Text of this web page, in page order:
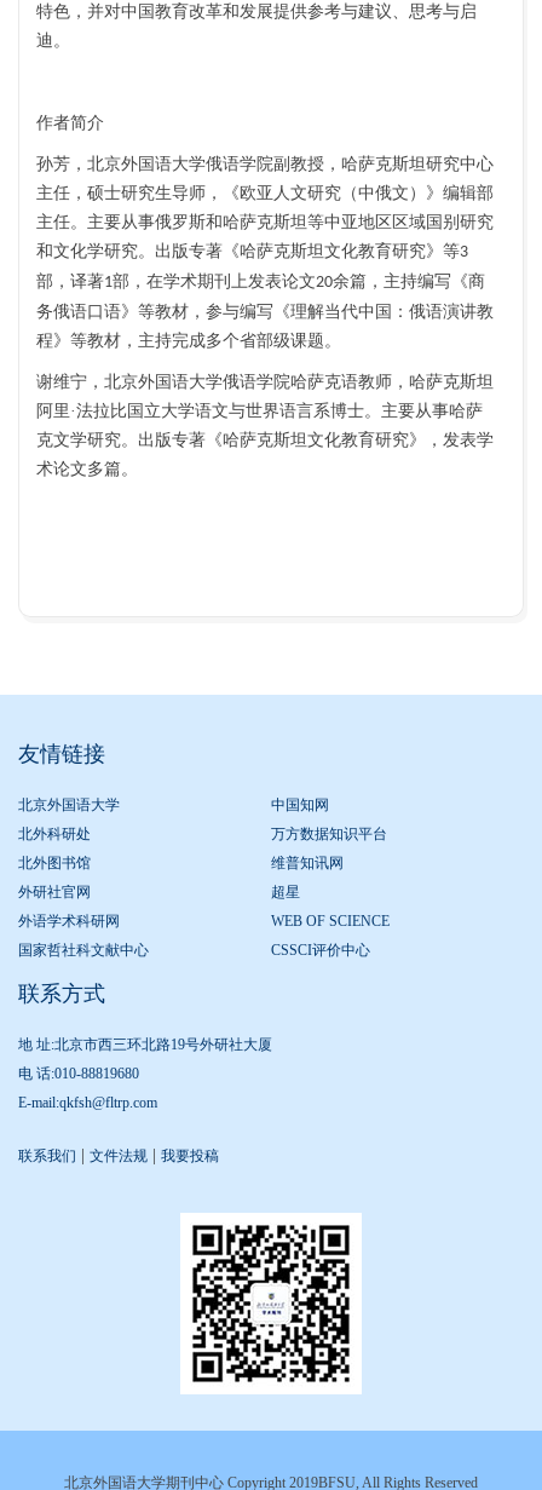
特色，并对中国教育改革和发展提供参考与建议、思考与启
迪。
作者简介
孙芳，北京外国语大学俄语学院副教授，哈萨克斯坦研究中心
主任，硕士研究生导师，《欧亚人文研究（中俄文）》编辑部
主任。主要从事俄罗斯和哈萨克斯坦等中亚地区区域国别研究
和文化学研究。出版专著《哈萨克斯坦文化教育研究》等3
部，译著1部，在学术期刊上发表论文20余篇，主持编写《商
务俄语口语》等教材，参与编写《理解当代中国：俄语演讲教
程》等教材，主持完成多个省部级课题。
谢维宁，北京外国语大学俄语学院哈萨克语教师，哈萨克斯坦
阿里·法拉比国立大学语文与世界语言系博士。主要从事哈萨
克文学研究。出版专著《哈萨克斯坦文化教育研究》，发表学
术论文多篇。
友情链接
北京外国语大学
中国知网
北外科研处
万方数据知识平台
北外图书馆
维普知讯网
外研社官网
超星
外语学术科研网
WEB OF SCIENCE
国家哲社科文献中心
CSSCI评价中心
联系方式
地 址:北京市西三环北路19号外研社大厦
电 话:010-88819680
E-mail:qkfsh@fltrp.com
联系我们 文件法规 我要投稿
北京外国语大学期刊中心 Copyright 2019BFSU, All Rights Reserved